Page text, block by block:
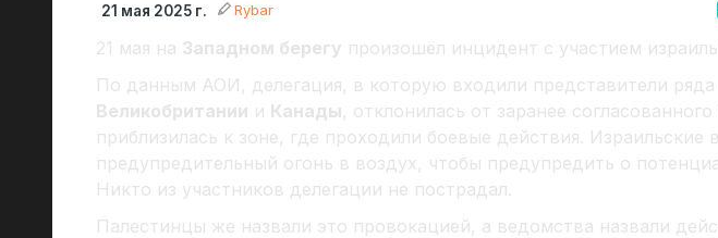
21 мая 2025 г. Rybar
21 мая на Западном берегу произошёл инцидент с участием
По данным АОИ, делегация, в которую входили представители ряда
Великобритании и Канады, отклонилась от заранее
приблизилась к зоне, где проходили боевые действия. Израильские
предупредительный огонь в воздух, чтобы предупредить о
Никто из участников делегации не пострадал.
Палестинцы же назвали это провокацией, а ведомства назвали